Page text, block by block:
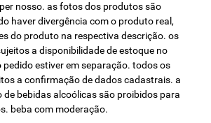
nosso. as fotos dos produtos são
haver divergência com o produto real,
do produto na respectiva descrição. os
a disponibilidade de estoque no
pedido estiver em separação. todos os
a confirmação de dados cadastrais. a
de bebidas alcoólicas são proibidos para
beba com moderação.